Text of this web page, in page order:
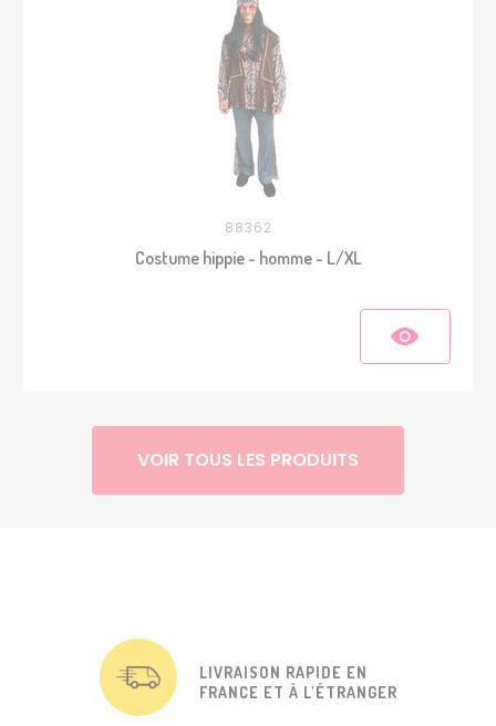
88362
Costume hippie - homme - L/XL
VOIR TOUS LES PRODUITS
LIVRAISON RAPIDE EN
FRANCE ET À L'ÉTRANGER